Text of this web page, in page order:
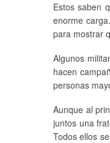
Estos saben
enorme
para mostrar
Algunos
hacen
personas
Aunque al
juntos una
Todos ellos